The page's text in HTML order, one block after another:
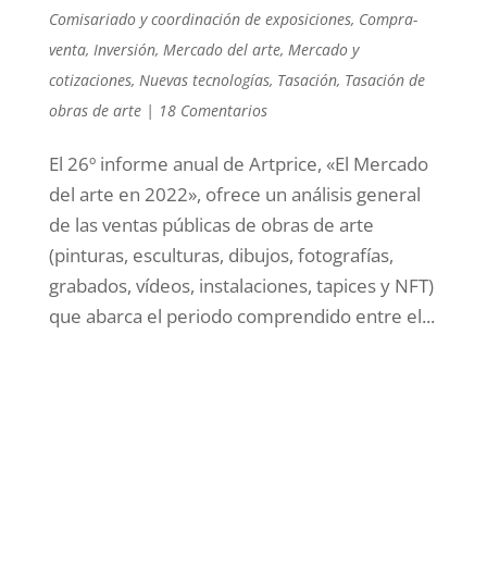
Comisariado y coordinación de exposiciones, Compra-
venta, Inversión, Mercado del arte, Mercado y
cotizaciones, Nuevas tecnologías, Tasación, Tasación de
obras de arte| 18 Comentarios
El 26º informe anual de Artprice, «El Mercado
del arte en 2022», ofrece un análisis general
de las ventas públicas de obras de arte
(pinturas, esculturas, dibujos, fotografías,
grabados, vídeos, instalaciones, tapices y NFT)
que abarca el periodo comprendido entre el...